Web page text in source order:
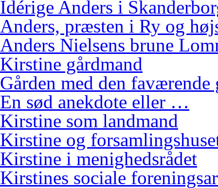
Idérige Anders i
Anders, præsten i Ry og
Anders Nielsens brune
Kirstine gårdmand
Gården med den faværende
En sød anekdote eller …
Kirstine som landmand
Kirstine og
Kirstine i menighedsrådet
Kirstines sociale